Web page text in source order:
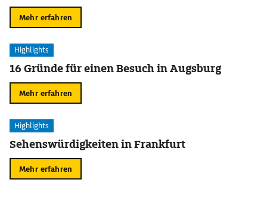
Mehr erfahren
Highlights
16 Gründe für einen Besuch in Augsburg
Mehr erfahren
Highlights
Sehenswürdigkeiten in Frankfurt
Mehr erfahren